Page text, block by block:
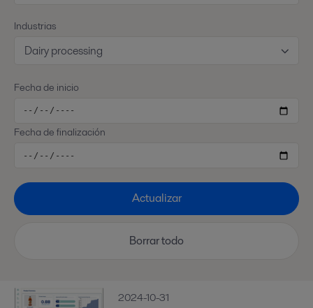
2024-10-31
Industrias
Dairy processing
Fecha de inicio
Fecha de finalización
Actualizar
Borrar todo